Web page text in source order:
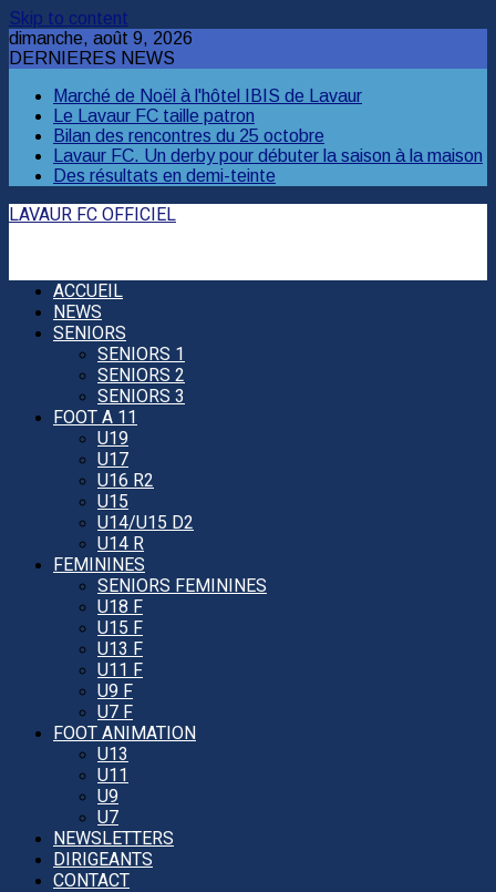
Skip to content
dimanche, août 9, 2026
DERNIERES NEWS
Marché de Noël à l'hôtel IBIS de Lavaur
Le Lavaur FC taille patron
Bilan des rencontres du 25 octobre
Lavaur FC. Un derby pour débuter la saison à la maison
Des résultats en demi-teinte
LAVAUR FC OFFICIEL
ACCUEIL
NEWS
SENIORS
SENIORS 1
SENIORS 2
SENIORS 3
FOOT A 11
U19
U17
U16 R2
U15
U14/U15 D2
U14 R
FEMININES
SENIORS FEMININES
U18 F
U15 F
U13 F
U11 F
U9 F
U7 F
FOOT ANIMATION
U13
U11
U9
U7
NEWSLETTERS
DIRIGEANTS
CONTACT